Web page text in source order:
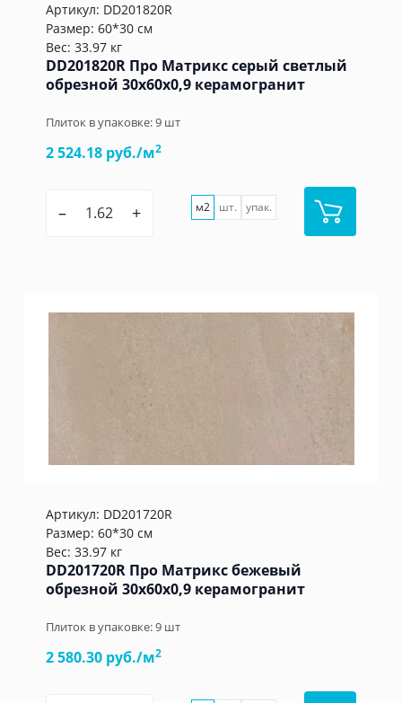
Артикул: DD201820R
Размер: 60*30 см
Вес: 33.97 кг
DD201820R Про Матрикс серый светлый
обрезной 30x60x0,9 керамогранит
Плиток в упаковке:9 шт
2 524.18 руб./м2
– + м2 шт. упак.
Артикул: DD201720R
Размер: 60*30 см
Вес: 33.97 кг
DD201720R Про Матрикс бежевый
обрезной 30x60x0,9 керамогранит
Плиток в упаковке:9 шт
2 580.30 руб./м2